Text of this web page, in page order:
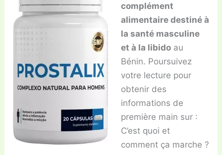
complément
alimentaire destiné à
la santé masculine
et à la libidoau
Bénin. Poursuivez
votre lecture pour
obtenir des
informations de
première main sur :
C’est quoi et
comment ça marche ?